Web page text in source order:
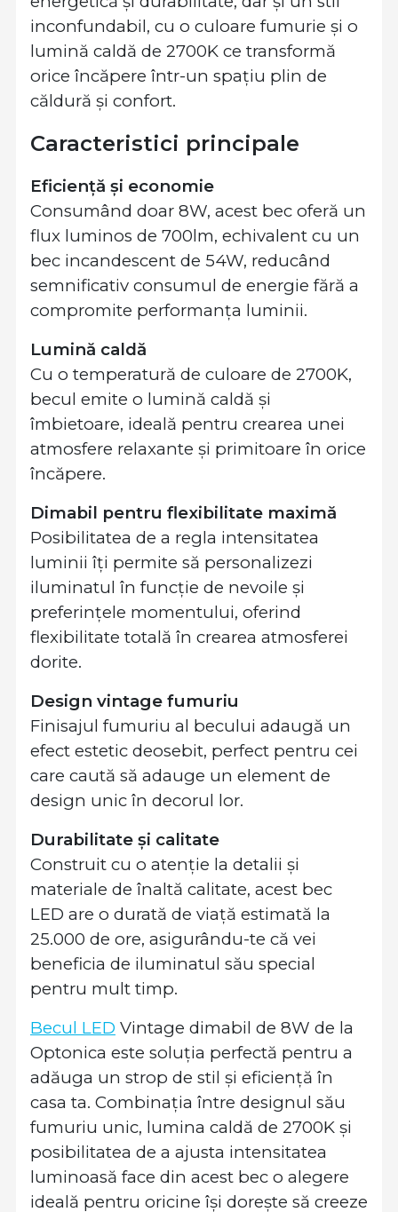
inconfundabil, cu o culoare fumurie și o
lumină caldă de 2700K ce transformă
orice încăpere într-un spațiu plin de
căldură și confort.
Caracteristici principale
Eficiență și economie
Consumând doar 8W, acest bec oferă un
flux luminos de 700lm, echivalent cu un
bec incandescent de 54W, reducând
semnificativ consumul de energie fără a
compromite performanța luminii.
Lumină caldă
Cu o temperatură de culoare de 2700K,
becul emite o lumină caldă și
îmbietoare, ideală pentru crearea unei
atmosfere relaxante și primitoare în orice
încăpere.
Dimabil pentru flexibilitate maximă
Posibilitatea de a regla intensitatea
luminii îți permite să personalizezi
iluminatul în funcție de nevoile și
preferințele momentului, oferind
flexibilitate totală în crearea atmosferei
dorite.
Design vintage fumuriu
Finisajul fumuriu al becului adaugă un
efect estetic deosebit, perfect pentru cei
care caută să adauge un element de
design unic în decorul lor.
Durabilitate și calitate
Construit cu o atenție la detalii și
materiale de înaltă calitate, acest bec
LED are o durată de viață estimată la
25.000 de ore, asigurându-te că vei
beneficia de iluminatul său special
pentru mult timp.
Becul LED Vintage dimabil de 8W de la
Optonica este soluția perfectă pentru a
adăuga un strop de stil și eficiență în
casa ta. Combinația între designul său
fumuriu unic, lumina caldă de 2700K și
posibilitatea de a ajusta intensitatea
luminoasă face din acest bec o alegere
ideală pentru oricine își dorește să creeze